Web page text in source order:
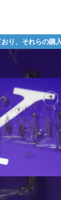
会員の成約、ダ